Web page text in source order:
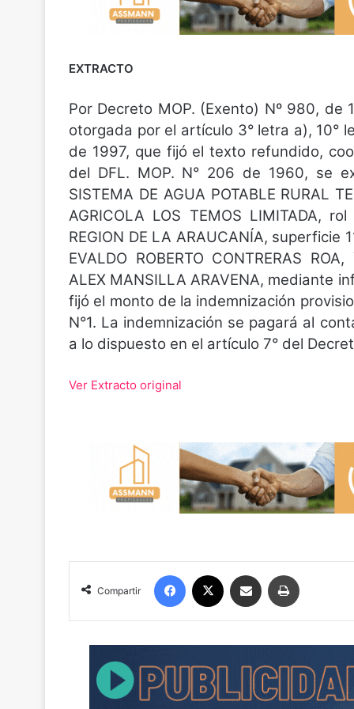
EXTRACTO
Por Decreto MOP. (Exento) Nº 980,
otorgada por el artículo 3° letra a), 10°
de 1997, que fijó el texto refundido,
del DFL. MOP. N° 206 de 1960, se
SISTEMA DE AGUA POTABLE RURAL
AGRICOLA LOS TEMOS LIMITADA,
REGION DE LA ARAUCANÍA,
EVALDO ROBERTO CONTRERAS
ALEX MANSILLA ARAVENA, mediante
fijó el monto de la indemnización
N°1. La indemnización se pagará al
a lo dispuesto en el artículo 7° del
Ver Extracto original
Compartir